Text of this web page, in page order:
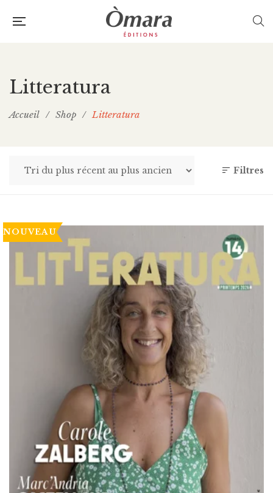
Litteratura
Accueil / Shop / Litteratura
Filtres
NOUVEAU